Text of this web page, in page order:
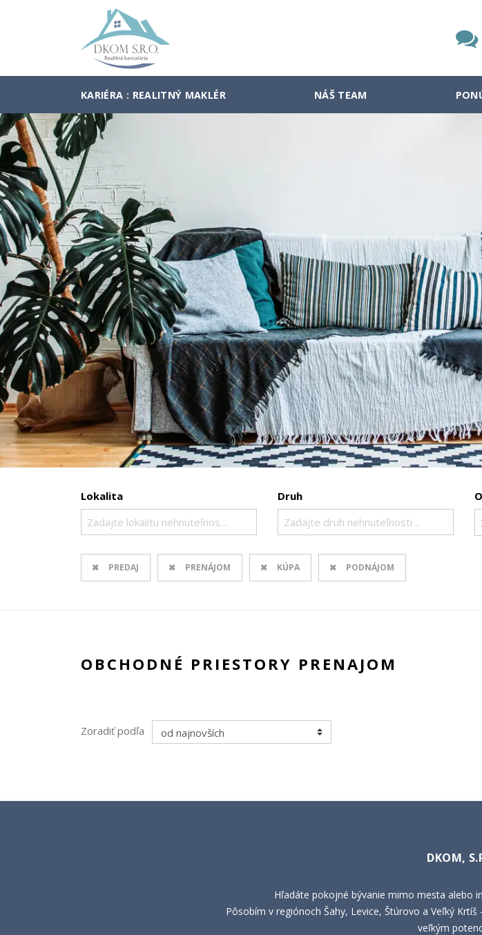
KARIÉRA : REALITNÝ MAKLÉR NÁŠ TEAM
Lokalita
Zadajte lokalitu nehnuteľnosti ..
Druh
Zadajte druh nehnuteľnosti ..
PREDAJ PRENÁJOM KÚPA PODNÁJOM
OBCHODNÉ PRIESTORY PRENAJOM
Zoradiť podľa
DKOM,
Hľadáte pokojné bývanie mimo mesta alebo
Pôsobím v regiónoch Šahy, Levice, Štúrovo a Veľký
veľkým